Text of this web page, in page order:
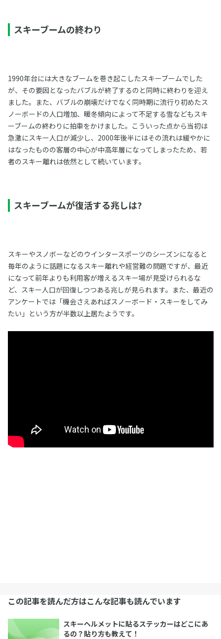
スキーブームの終わり
1990年台には大きなブームを巻き起こしたスキーブームでした
が、その要因となったバブルが終了するのと同時に終わりを迎え
ました。また、バブルの崩壊だけでなく同時期に流行り初めたス
ノーボードの人口増加、暖冬傾向によって不足する雪などもスキ
ーブームの終わりに拍車をかけました。こういった点から当初は
急激にスキー人口が減少し、2000年後半にはその流れは緩やかに
はなったものの客層の中心が中高年層になってしまったため、若
者のスキー離れは依然として続いています。
スキーブームが復活する兆しは?
スキーやスノボーなどのウインタースポーツのシーズンになると
毎年のように話題になるスキー離れや経営難の問題ですが、最近
になって前年よりも利用客が増えるスキー場が見受けられるな
ど、スキー人口が回復しつつある兆しが見られます。また、最近の
アンケートでは「機会さえあればスノーボード・スキーをしてみ
たい」という方が半数以上居たようです。
この記事を読んだ方はこんな記事も読んでいます
スキーヘルメットに貼るステッカーはどこにあ
るの？貼り方も教えて！